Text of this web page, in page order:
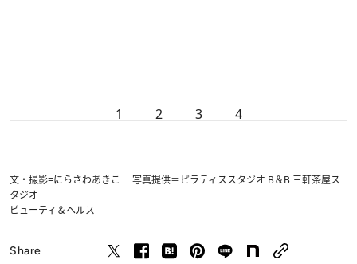
1 2 3 4
文・撮影=にらさわあきこ 写真提供＝ピラティススタジオ B＆B 三軒茶屋ス
タジオ
ビューティ＆ヘルス
Share